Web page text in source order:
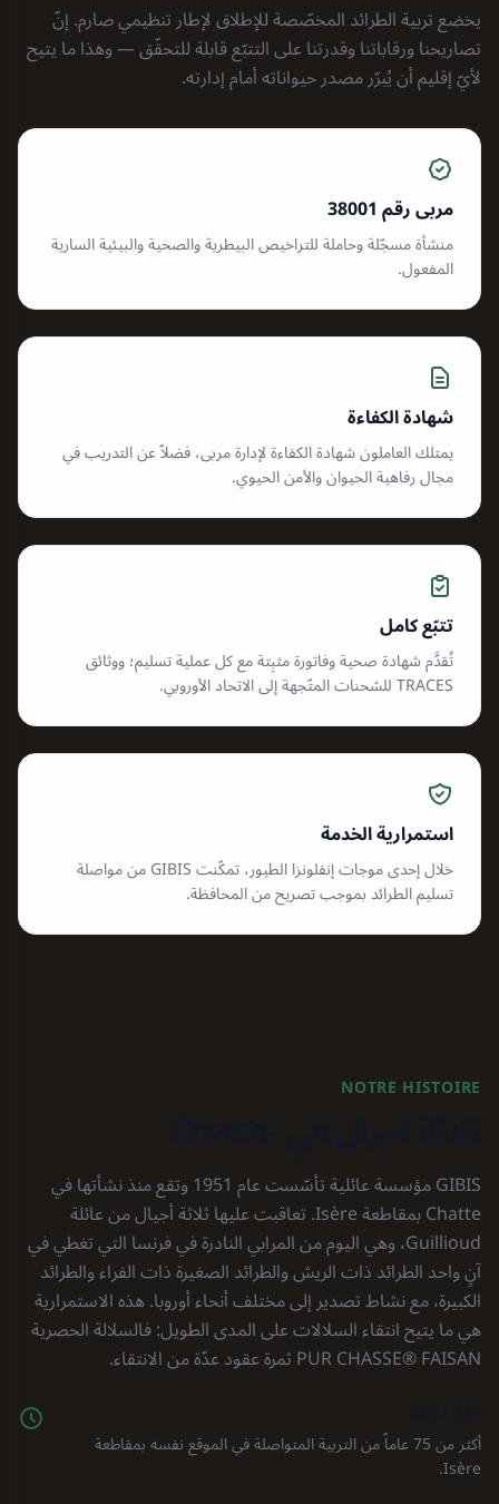
يخضع تربية الطرائد المخصّصة للإطلاق لإطار تنظيمي صارم. إنّ
تصاريحنا ورقاباتنا وقدرتنا على التتبّع قابلة للتحقّق — وهذا ما يتيح
لأيّ إقليم أن يُبرّر مصدر حيواناته أمام إدارته.
مربى رقم 38001
منشأة مسجّلة وحاملة للتراخيص البيطرية والصحية والبيئية السارية
المفعول.
شهادة الكفاءة
يمتلك العاملون شهادة الكفاءة لإدارة مربى، فضلاً عن التدريب في
مجال رفاهية الحيوان والأمن الحيوي.
تتبّع كامل
تُقدَّم شهادة صحية وفاتورة مثبِتة مع كل عملية تسليم؛ ووثائق
TRACES للشحنات المتّجهة إلى الاتحاد الأوروبي.
استمرارية الخدمة
خلال إحدى موجات إنفلونزا الطيور، تمكّنت GIBIS من مواصلة
تسليم الطرائد بموجب تصريح من المحافظة.
NOTRE HISTOIRE
GIBIS مؤسسة عائلية تأسّست عام 1951 وتقع منذ نشأتها في
Chatte بمقاطعة Isère. تعاقبت عليها ثلاثة أجيال من عائلة
Guillioud، وهي اليوم من المرابي النادرة في فرنسا التي تغطي في
آنٍ واحد الطرائد ذات الريش والطرائد الصغيرة ذات الفراء والطرائد
الكبيرة، مع نشاط تصدير إلى مختلف أنحاء أوروبا. هذه الاستمرارية
هي ما يتيح انتقاء السلالات على المدى الطويل: فالسلالة الحصرية
FAISAN ⁦PUR CHASSE®⁩ ثمرة عقود عدّة من الانتقاء.
أكثر من 75 عاماً من التربية المتواصلة في الموقع نفسه بمقاطعة
Isère.